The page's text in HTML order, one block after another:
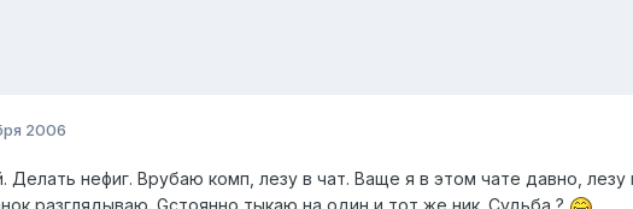
2006
Делать нефиг. Врубаю комп, лезу в чат. Ваще я в этом чате давно,